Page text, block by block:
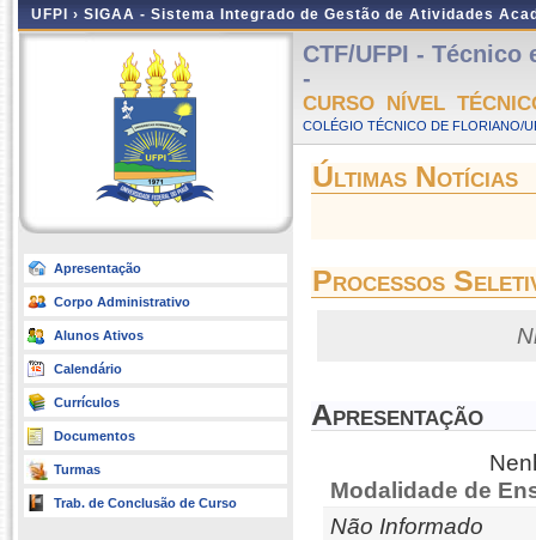
UFPI › SIGAA - Sistema Integrado de Gestão de Atividades
Apresentação
Corpo Administrativo
Alunos Ativos
Calendário
Currículos
Documentos
Turmas
Trab. de Conclusão de Curso
CTF/UFPI -
-
CURSO NÍVEL
COLÉGIO TÉCNICO DE FLORIANO/
Últimas Notícias
Processos
Apresentação
Modalidade de
Não Informado